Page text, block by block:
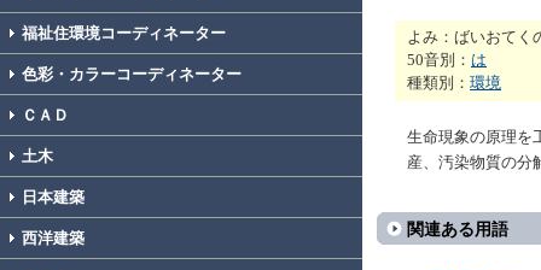
福祉住環境コーディネーター
色彩・カラーコーディネーター
ＣＡＤ
土木
日本建築
西洋建築
よみ：ばいおてく
50音別： は
種類別： 環境
生命現象の原理を
産、汚染物質の分
関連ある用語